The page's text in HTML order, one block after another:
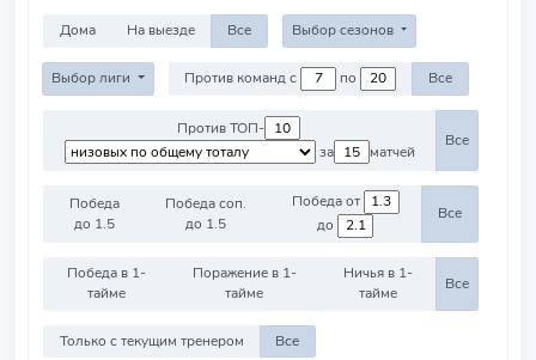
Дома На выезде Все Выбор сезонов
Выбор лиги Против команд с по Все
Против ТОП-
за
матчей
Все
Победа
до 1.5
Победа соп.
до 1.5
Победа от
до
Все
Победа в 1-
тайме
Поражение в 1-
тайме
Ничья в 1-
тайме
Все
Только с текущим тренером Все